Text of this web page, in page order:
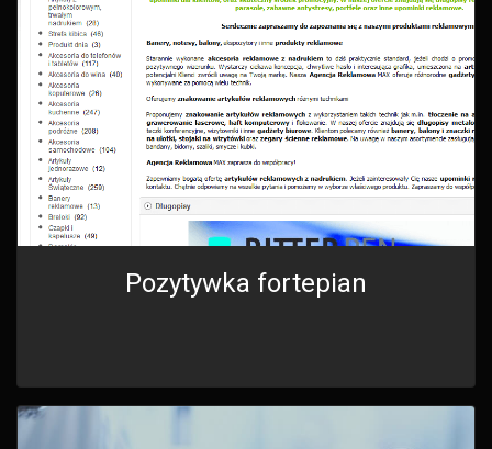
Pozytywka fortepian